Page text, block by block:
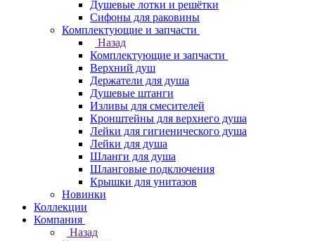
Душевые лотки и решётки
Сифоны для раковины
Комплектующие и запчасти
Назад
Комплектующие и запчасти
Верхний душ
Держатели для душа
Душевые штанги
Изливы для смесителей
Кронштейны для верхнего душа
Лейки для гигиенического душа
Лейки для душа
Шланги для душа
Шланговые подключения
Крышки для унитазов
Новинки
Коллекции
Компания
Назад